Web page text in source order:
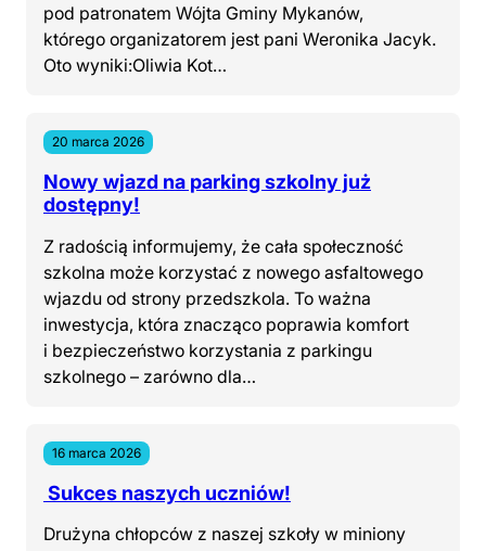
pod patronatem Wójta Gminy Mykanów,
którego organizatorem jest pani Weronika Jacyk.
Oto wyniki:Oliwia Kot…
20 marca 2026
Nowy wjazd na parking szkolny już
dostępny!
Z radością informujemy, że cała społeczność
szkolna może korzystać z nowego asfaltowego
wjazdu od strony przedszkola. To ważna
inwestycja, która znacząco poprawia komfort
i bezpieczeństwo korzystania z parkingu
szkolnego – zarówno dla…
16 marca 2026
Sukces naszych uczniów!
Drużyna chłopców z naszej szkoły w miniony